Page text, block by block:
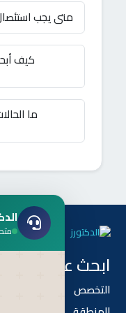
متى يجب
كيف
ما
ابحث عن طريق
التخصص